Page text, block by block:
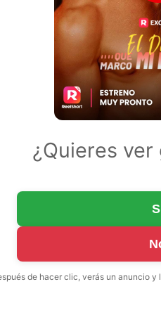
¿Quieres ver
de hacer clic, verás un anuncio